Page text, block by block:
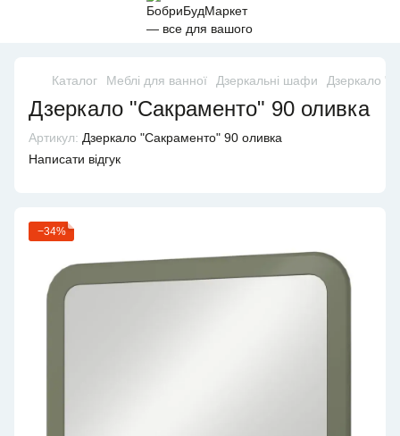
Каталог Меблі для ванної Дзеркальні шафи Дзеркало
Дзеркало "Сакраменто" 90 оливка
Артикул: Дзеркало "Сакраменто" 90 оливка
Написати відгук
−34%